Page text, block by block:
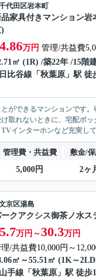
代田区岩本町
家具付きマンション岩
万円 管理/共益費
㎡ (1R) /築22年 /15階
日比谷線 「 秋葉原 」駅 徒
ができるマンションです
取れないときに、宅配ボ
インターホンなど充実し
管理費・共益費 敷金/
5,000円 2ヶ
京区湯島
クアクシス御茶ノ水ス
万円～30.3万円
/共益費10,000円～
㎡～55.51㎡ (1K～
山手線 「 秋葉原 」駅 徒歩